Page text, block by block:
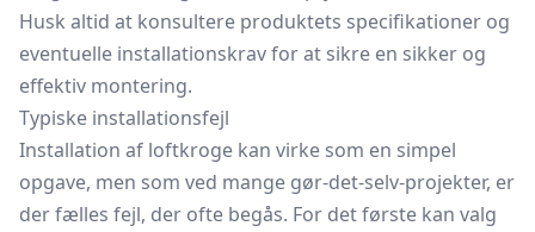
Husk altid at konsultere produktets specifikationer og
eventuelle installationskrav for at sikre en sikker og
effektiv montering.
Typiske installationsfejl
Installation af loftkroge kan virke som en simpel
opgave, men som ved mange gør-det-selv-projekter, er
der fælles fejl, der ofte begås. For det første kan valg